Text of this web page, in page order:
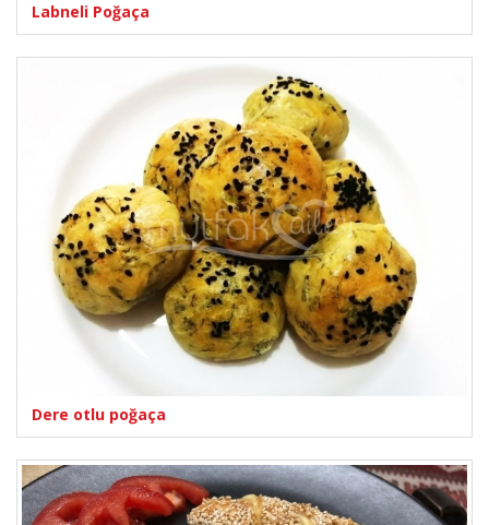
Labneli Poğaça
Dere otlu poğaça